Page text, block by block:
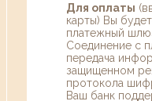
Для оплаты
карты) Вы
платежный
Соединение с
передача
защищенном
протокола
Ваш банк